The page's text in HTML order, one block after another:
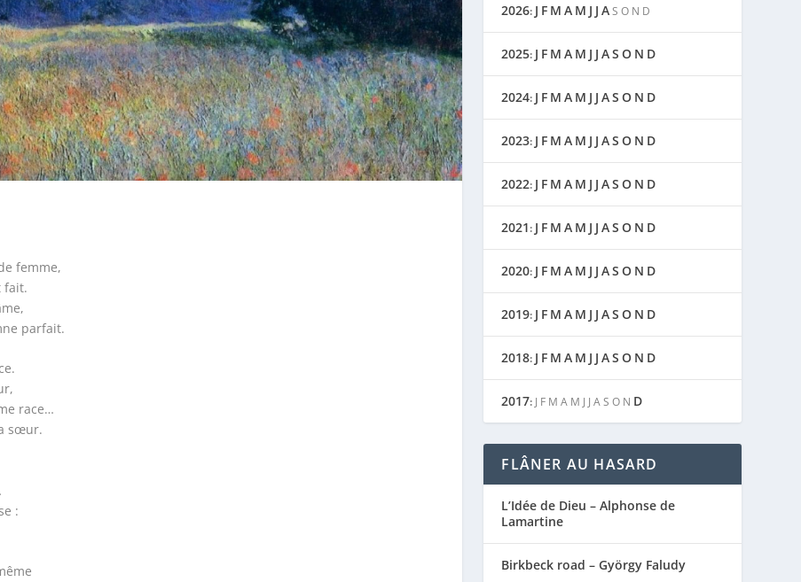
femme,
fait.
parfait.
race…
sœur.
:
2026: J F M A M J J AS O N D
2025: J F M A M J J AS O N D
2024: J F M A M J J AS O N D
2023: J F M A M J J AS O N D
2022: J F M A M J J AS O N D
2021: J F M A M J J AS O N D
2020: J F M A M J J AS O N D
2019: J F M A M J J AS O N D
2018: J F M A M J J AS O N D
2017: J F M A M J J AS O N D
FLÂNER AU HASARD
L’Idée de Dieu – Alphonse de
Lamartine
Birkbeck road – György Faludy